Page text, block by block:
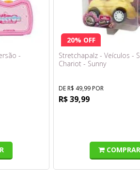
-
20% OFF
Stretchapalz - Veículos -
Chariot - Sunny
DE R$ 49,99 POR
R$ 39,99
COMPRAR